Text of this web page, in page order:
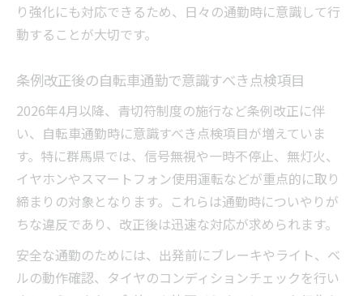
り強化にも対応できるため、日々の通勤時に意識して行
動することが大切です。
条例改正後の自転車通勤で意識すべき点検項目
2026年4月以降、青切符制度の施行など条例改正に伴
い、自転車通勤時に意識すべき点検項目が増えていま
す。特に群馬県では、信号無視や一時不停止、無灯火、
イヤホンやスマートフォン使用運転などが重点的に取り
締まりの対象となります。これらは通勤時についやりが
ちな違反であり、改正後は迅速な対応が求められます。
安全な通勤のためには、出発前にブレーキやライト、ベ
ルの動作確認、タイヤのコンディションチェックを行い